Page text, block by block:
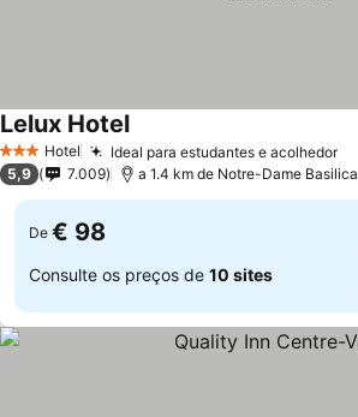
3 EstrelasHotel Ideal para estudantes e acolhedor
Lelux Hotel
5,9 7.009 a 1.4 km de Notre-Dame Basilica
De € 98
Consulte os preços de 10 sites